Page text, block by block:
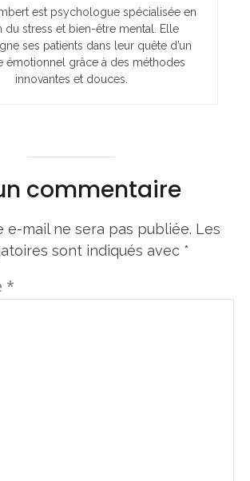
est psychologue spécialisée en
du stress et bien-être mental. Elle
ses patients dans leur quête d’un
émotionnel grâce à des méthodes
innovantes et douces.
commentaire
e-mail ne sera pas publiée. Les
sont indiqués avec *
*